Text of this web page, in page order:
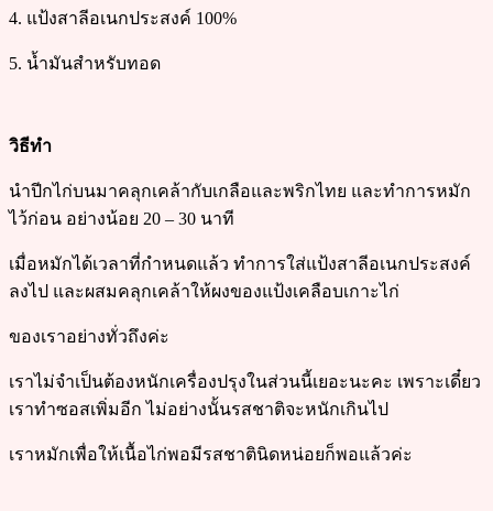
4. แป้งสาลีอเนกประสงค์ 100%
5. น้ำมันสำหรับทอด
วิธีทำ
นำปีกไก่บนมาคลุกเคล้ากับเกลือและพริกไทย และทำการหมัก
ไว้ก่อน อย่างน้อย 20 – 30 นาที
เมื่อหมักได้เวลาที่กำหนดแล้ว ทำการใส่แป้งสาลีอเนกประสงค์
ลงไป และผสมคลุกเคล้าให้ผงของแป้งเคลือบเกาะไก่
ของเราอย่างทั่วถึงค่ะ
เราไม่จำเป็นต้องหนักเครื่องปรุงในส่วนนี้เยอะนะคะ เพราะเดี๋ยว
เราทำซอสเพิ่มอีก ไม่อย่างนั้นรสชาติจะหนักเกินไป
เราหมักเพื่อให้เนื้อไก่พอมีรสชาตินิดหน่อยก็พอแล้วค่ะ